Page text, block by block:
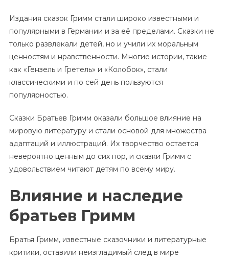
Издания сказок Гримм стали широко известными и
популярными в Германии и за её пределами. Сказки не
только развлекали детей, но и учили их моральным
ценностям и нравственности. Многие истории, такие
как «Гензель и Гретель» и «Колобок», стали
классическими и по сей день пользуются
популярностью.
Сказки Братьев Гримм оказали большое влияние на
мировую литературу и стали основой для множества
адаптаций и иллюстраций. Их творчество остается
невероятно ценным до сих пор, и сказки Гримм с
удовольствием читают детям по всему миру.
Влияние и наследие
братьев Гримм
Братья Гримм, известные сказочники и литературные
критики, оставили неизгладимый след в мире